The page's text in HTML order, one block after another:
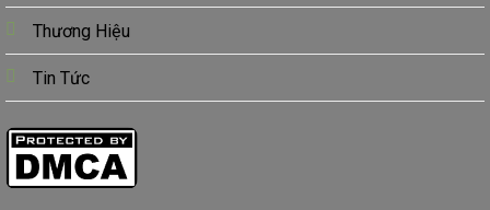
Thương Hiệu
Tin Tức